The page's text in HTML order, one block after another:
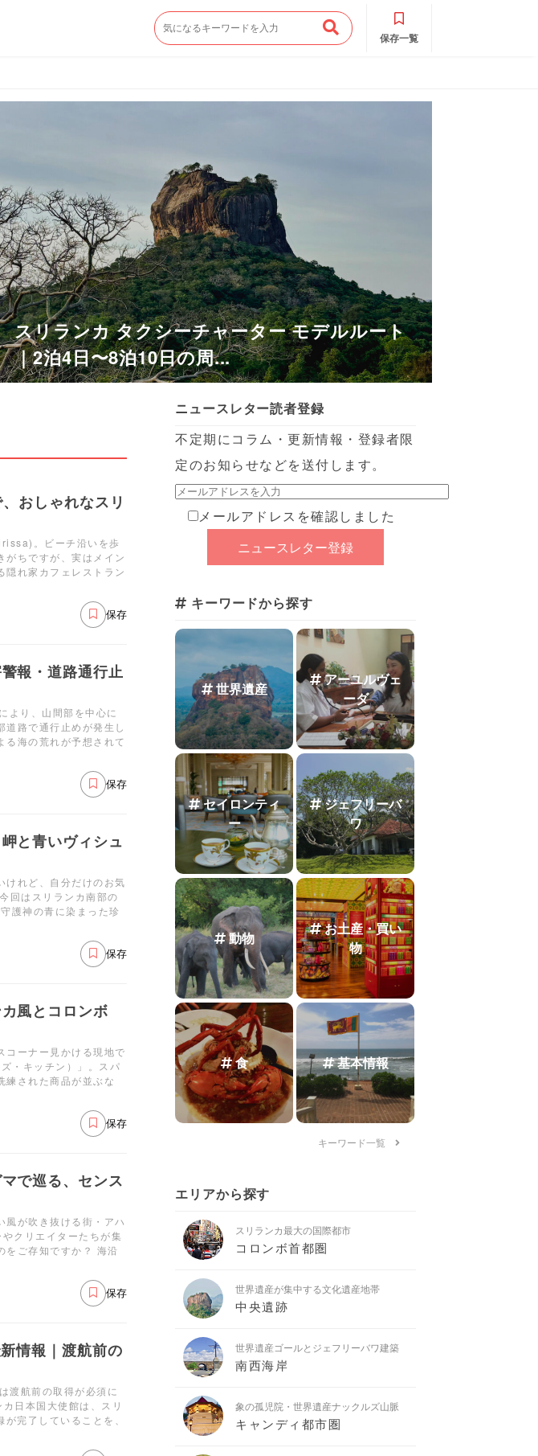
保存一覧
スリランカ タクシーチャーター モデルルート
｜2泊4日〜8泊10日の周...
おしゃれなスリ
。ビーチ沿いを歩
がちですが、実はメイン
隠れ家カフェレストラン
保存
報・道路通行止
より、山間部を中心に
道路で通行止めが発生し
る海の荒れが予想されて
保存
と青いヴィシュ
けれど、自分だけのお気
回はスリランカ南部の
護神の青に染まった珍
保存
風とコロンボ
コーナー見かける現地で
・キッチン）」。スパ
練された商品が並ぶな
保存
で巡る、センス
風が吹き抜ける街・アハ
クリエイターたちが集
をご存知ですか？ 海沿
保存
情報｜渡航前の
渡航前の取得が必須に
日本国大使館は、スリ
完了していることを、
ニュースレター読者登録
不定期にコラム・更新情報・登録者限
定のお知らせなどを送付します。
メールアドレスを確認しました
キーワードから探す
世界遺産
アーユルヴェ
ーダ
セイロンティ
ー
ジェフリーバ
ワ
動物
お土産・買い
物
食 基本情報
キーワード一覧
エリアから探す
スリランカ最大の国際都市
コロンボ首都圏
世界遺産が集中する文化遺産地帯
中央遺跡
世界遺産ゴールとジェフリーバワ建築
南西海岸
象の孤児院・世界遺産ナックルズ山脈
キャンディ都市圏